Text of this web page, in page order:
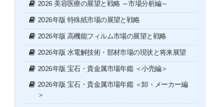
2026 美容医療の展望と戦略 ～市場分析編～
2026年版 特殊紙市場の展望と戦略
2026年版 高機能フィルム市場の展望と戦略
2026年版 水電解技術・部材市場の現状と将来展望
2026年版 宝石・貴金属市場年鑑 ＜小売編＞
2026年版 宝石・貴金属市場年鑑 ＜卸・メーカー編
＞